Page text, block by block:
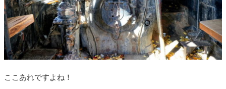
ここあれですよね！